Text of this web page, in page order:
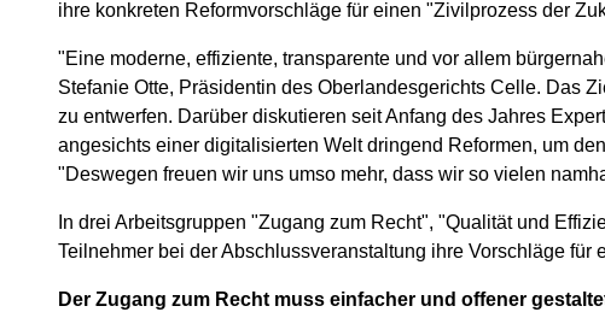
ihre konkreten Reformvorschläge für einen "Zivilprozess der
"Eine moderne, effiziente, transparente und vor allem
Stefanie Otte, Präsidentin des Oberlandesgerichts Celle. Das
zu entwerfen. Darüber diskutieren seit Anfang des Jahres
angesichts einer digitalisierten Welt dringend Reformen, um
"Deswegen freuen wir uns umso mehr, dass wir so vielen
In drei Arbeitsgruppen "Zugang zum Recht", "Qualität und
Teilnehmer bei der Abschlussveranstaltung ihre Vorschläge
Der Zugang zum Recht muss einfacher und offener